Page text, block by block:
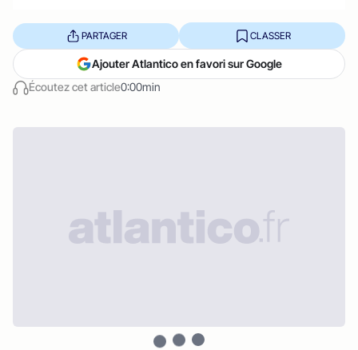
Écoutez cet article0:00min
PARTAGER CLASSER
Ajouter Atlantico en favori sur Google